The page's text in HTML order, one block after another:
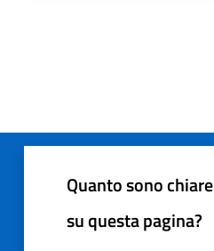
Quanto sono
su questa pagina?